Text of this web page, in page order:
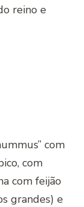
reino e
com
com
com feijão
grandes) e